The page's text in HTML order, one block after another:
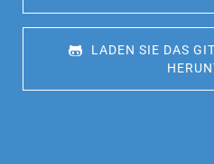
LADEN SIE DAS